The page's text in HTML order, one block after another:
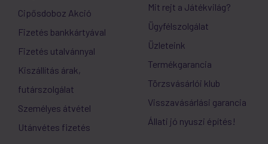
Cipősdoboz Akció
Fizetés bankkártyával
Fizetés utalvánnyal
Kiszállítás árak,
futárszolgálat
Személyes átvétel
Utánvétes fizetés
Mit rejt a Játékvilág?
Ügyfélszolgálat
Üzleteink
Termékgarancia
Törzsvásárlói klub
Visszavásárlási garancia
Állati jó nyuszi építés!